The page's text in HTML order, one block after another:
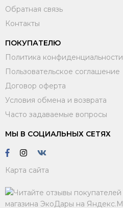
Обратная связь
Контакты
ПОКУПАТЕЛЮ
Политика конфиденциальности
Пользовательское соглашение
Договор оферта
Условия обмена и возврата
Часто задаваемые вопросы
МЫ В СОЦИАЛЬНЫХ СЕТЯХ
Карта сайта